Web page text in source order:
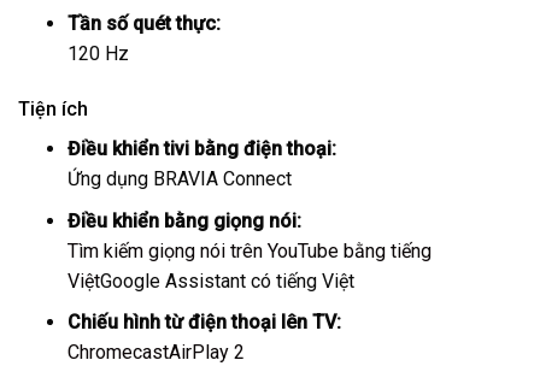
Tần số quét thực:
120 Hz
Tiện ích
Điều khiển tivi bằng điện thoại:
Ứng dụng BRAVIA Connect
Điều khiển bằng giọng nói:
Tìm kiếm giọng nói trên YouTube bằng tiếng
ViệtGoogle Assistant có tiếng Việt
Chiếu hình từ điện thoại lên TV:
ChromecastAirPlay 2